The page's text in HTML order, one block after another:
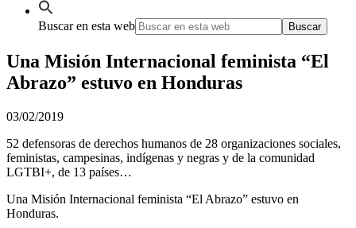
Buscar en esta web
Una Misión Internacional feminista “El
Abrazo” estuvo en Honduras
03/02/2019
52 defensoras de derechos humanos de 28 organizaciones sociales,
feministas, campesinas, indígenas y negras y de la comunidad
LGTBI+, de 13 países…
Una Misión Internacional feminista “El Abrazo” estuvo en
Honduras.